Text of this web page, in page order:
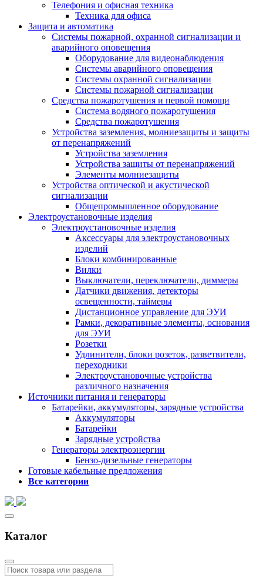
Телефония и офисная техника
Техника для офиса
Защита и автоматика
Системы пожарной, охранной сигнализации и
аварийного оповещения
Оборудование для видеонаблюдения
Системы аварийного оповещения
Системы охранной сигнализации
Системы пожарной сигнализации
Средства пожаротушения и первой помощи
Система водяного пожаротушения
Средства пожаротушения
Устройства заземления, молниезащиты и защиты
от перенапряжений
Устройства заземления
Устройства защиты от перенапряжений
Элементы молниезащиты
Устройства оптической и акустической
сигнализации
Общепромышленное оборудование
Электроустановочные изделия
Электроустановочные изделия
Аксессуары для электроустановочных
изделий
Блоки комбинированные
Вилки
Выключатели, переключатели, диммеры
Датчики движения, детекторы
освещенности, таймеры
Дистанционное управление для ЭУИ
Рамки, декоративные элементы, основания
для ЭУИ
Розетки
Удлинители, блоки розеток, разветвители,
переходники
Электроустановочные устройства
различного назначения
Источники питания и генераторы
Батарейки, аккумуляторы, зарядные устройства
Аккумуляторы
Батарейки
Зарядные устройства
Генераторы электроэнергии
Бензо-дизельные генераторы
Готовые кабельные предложения
Все категории
Каталог